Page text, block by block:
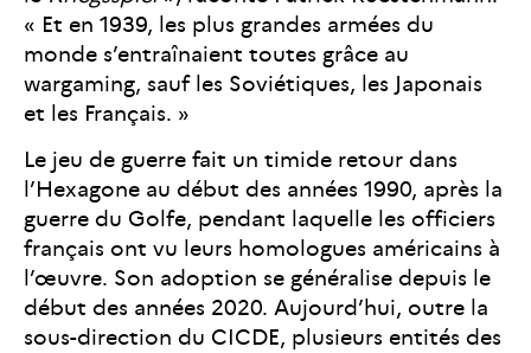
« Et en 1939, les plus grandes armées du
monde s’entraînaient toutes grâce au
wargaming, sauf les Soviétiques, les Japonais
et les Français. »
Le jeu de guerre fait un timide retour dans
l’Hexagone au début des années 1990, après la
guerre du Golfe, pendant laquelle les officiers
français ont vu leurs homologues américains à
l’œuvre. Son adoption se généralise depuis le
début des années 2020. Aujourd’hui, outre la
sous-direction du CICDE, plusieurs entités des